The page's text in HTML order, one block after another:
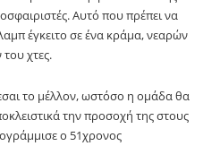
Αυτό που πρέπει να
έγκειτο σε ένα κράμα, νεαρών
χτες.
το μέλλον, ωστόσο η ομάδα θα
την προσοχή της στους
ο 51χρονος